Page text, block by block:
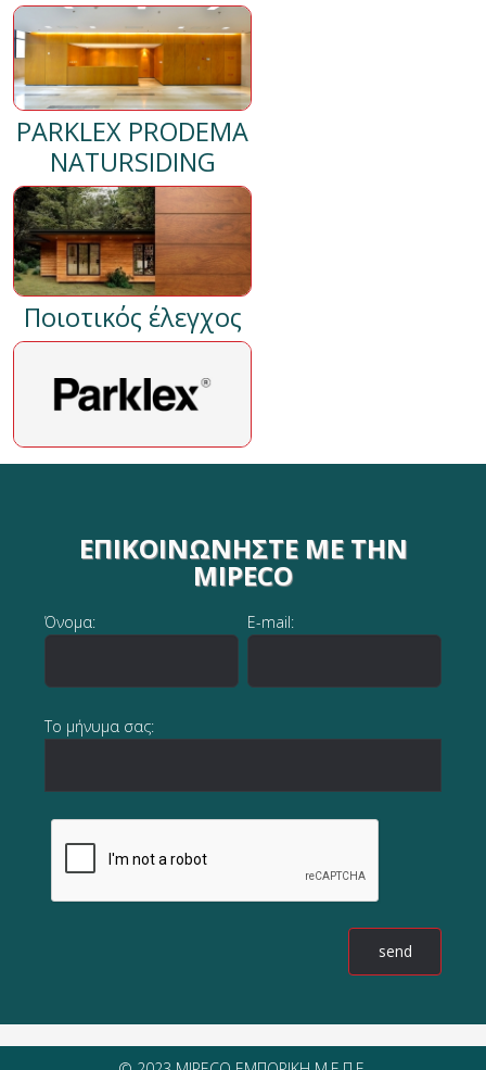
PARKLEX PRODEMA
NATURSIDING
Ποιοτικός έλεγχος
ΕΠΙΚΟΙΝΩΝΉΣΤΕ ΜΕ ΤΗΝ
MIPECO
Όνομα: E-mail:
Το μήνυμα σας: